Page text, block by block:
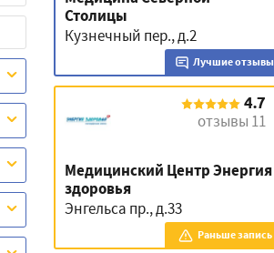
Столицы
Кузнечный пер., д.2
Лучшие отзывы
4.7
отзывы 11
Медицинский Центр Энергия
здоровья
Энгельса пр., д.33
Раньше запись